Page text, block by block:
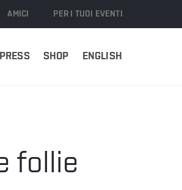
AMICI PER I TUOI EVENTI
PRESS SHOP ENGLISH
follie